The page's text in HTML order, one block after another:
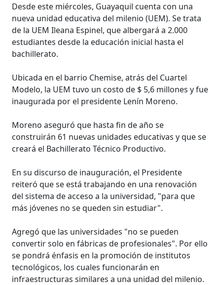
Desde este miércoles, Guayaquil cuenta con una
nueva unidad educativa del milenio (UEM). Se trata
de la UEM Ileana Espinel, que albergará a 2.000
estudiantes desde la educación inicial hasta el
bachillerato.
Ubicada en el barrio Chemise, atrás del Cuartel
Modelo, la UEM tuvo un costo de $ 5,6 millones y fue
inaugurada por el presidente Lenín Moreno.
Moreno aseguró que hasta fin de año se
construirán 61 nuevas unidades educativas y que se
creará el Bachillerato Técnico Productivo.
En su discurso de inauguración, el Presidente
reiteró que se está trabajando en una renovación
del sistema de acceso a la universidad, "para que
más jóvenes no se queden sin estudiar".
Agregó que las universidades "no se pueden
convertir solo en fábricas de profesionales". Por ello
se pondrá énfasis en la promoción de institutos
tecnológicos, los cuales funcionarán en
infraestructuras similares a una unidad del milenio.